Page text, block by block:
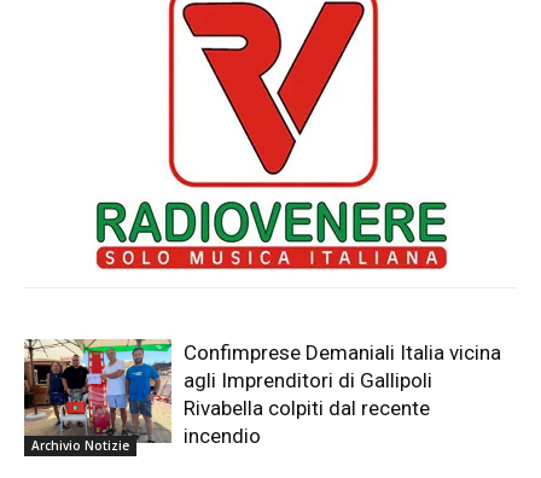
Archivio Notizie
Confimprese Demaniali Italia vicina
agli Imprenditori di Gallipoli
Rivabella colpiti dal recente
incendio